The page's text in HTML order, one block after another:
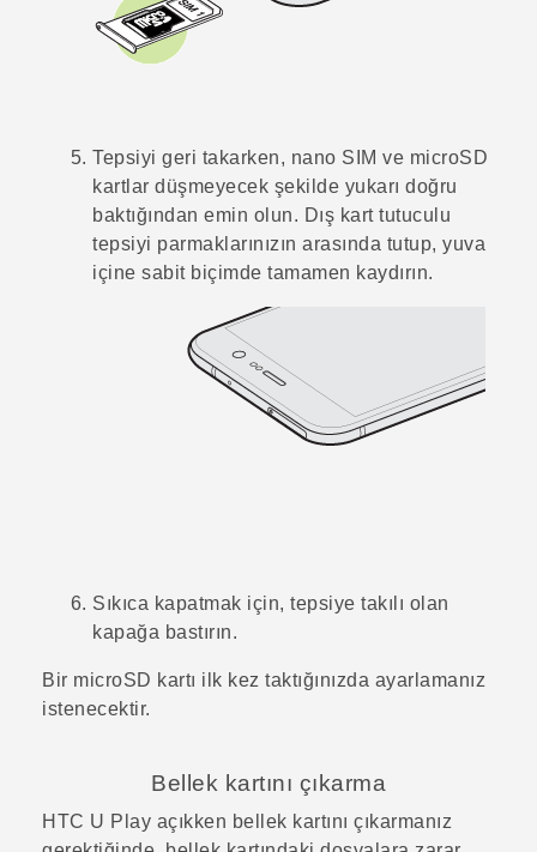
Tepsiyi geri takarken, nano SIM ve microSD
kartlar düşmeyecek şekilde yukarı doğru
baktığından emin olun. Dış kart tutuculu
tepsiyi parmaklarınızın arasında tutup, yuva
içine sabit biçimde tamamen kaydırın.
Sıkıca kapatmak için, tepsiye takılı olan
kapağa bastırın.
Bir microSD kartı ilk kez taktığınızda ayarlamanız
istenecektir.
Bellek kartını çıkarma
HTC U Play açıkken bellek kartını çıkarmanız